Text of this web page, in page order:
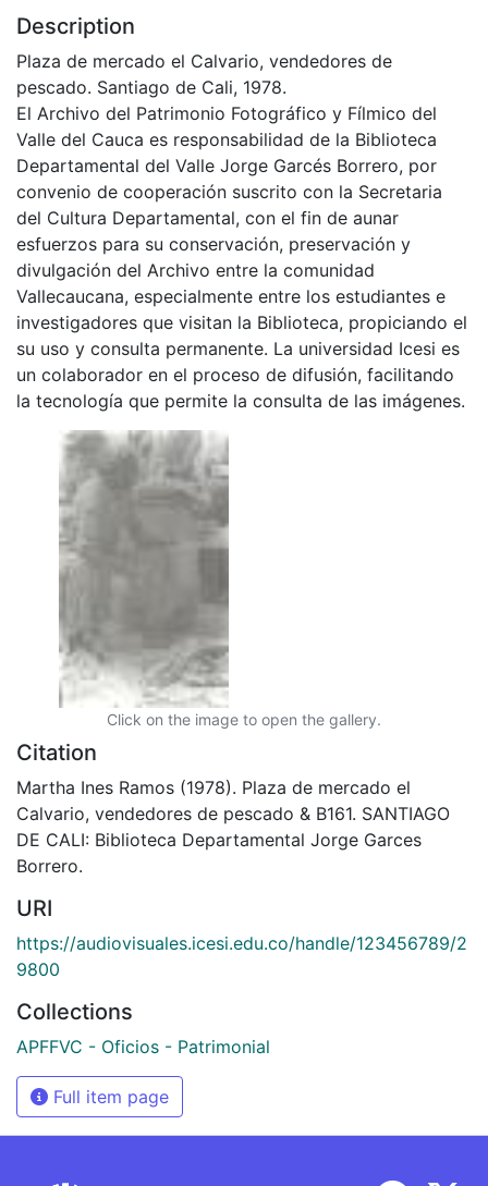
Description
Plaza de mercado el Calvario, vendedores de
pescado. Santiago de Cali, 1978.
El Archivo del Patrimonio Fotográfico y Fílmico del
Valle del Cauca es responsabilidad de la Biblioteca
Departamental del Valle Jorge Garcés Borrero, por
convenio de cooperación suscrito con la Secretaria
del Cultura Departamental, con el fin de aunar
esfuerzos para su conservación, preservación y
divulgación del Archivo entre la comunidad
Vallecaucana, especialmente entre los estudiantes e
investigadores que visitan la Biblioteca, propiciando el
su uso y consulta permanente. La universidad Icesi es
un colaborador en el proceso de difusión, facilitando
la tecnología que permite la consulta de las imágenes.
Click on the image to open the gallery.
Citation
Martha Ines Ramos (1978). Plaza de mercado el
Calvario, vendedores de pescado & B161. SANTIAGO
DE CALI: Biblioteca Departamental Jorge Garces
Borrero.
URI
https://audiovisuales.icesi.edu.co/handle/123456789/2
9800
Collections
APFFVC - Oficios - Patrimonial
Full item page